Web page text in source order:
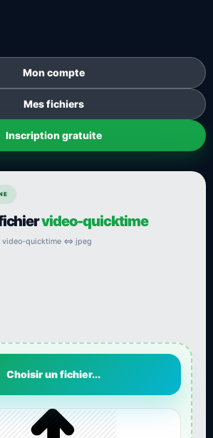
Mon compte
Mes fichiers
Inscription gratuite
video-quicktime
video-quicktime ⇔ jpeg
Choisir un fichier...